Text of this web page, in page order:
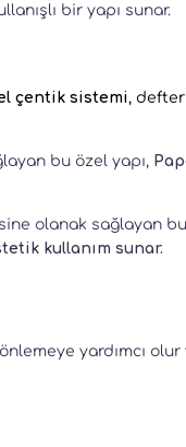
bir yapı sunar.
çentik sistemi,
bu özel yapı,
olanak sağlayan
kullanım sunar.
önlemeye yardımcı